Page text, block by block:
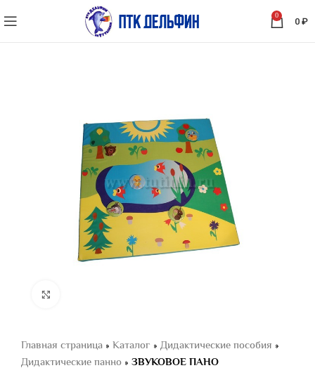
0
0 ₽
Главная страница » Каталог » Дидактические пособия »
Дидактические панно » ЗВУКОВОЕ ПАНО